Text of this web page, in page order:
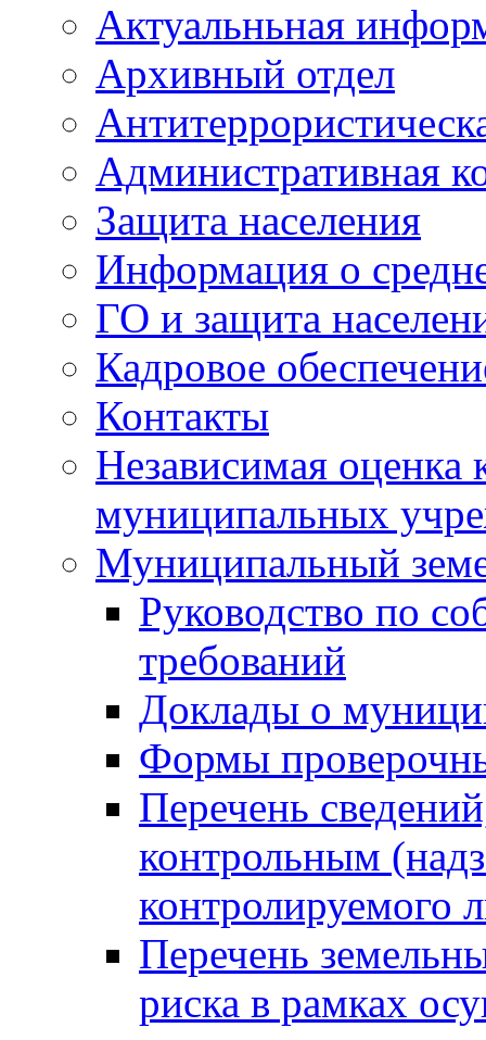
Актуальньная
Архивный отдел
Административная
Защита населения
Информация о
ГО и защита
Кадровое
Контакты
Независимая оценка
муниципальных
Муниципальный
Руководство по
требований
Доклады о
Формы
Перечень
контрольным
контролируемого
Перечень
риска в рамках